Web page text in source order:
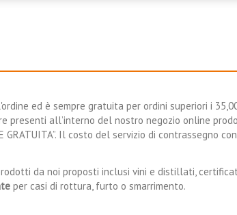
ed è sempre gratuita per ordini superiori i
presenti all’interno del nostro negozio online
Il costo del servizio di contrassegno
da noi proposti inclusi vini e distillati,
per casi di rottura, furto o smarrimento.